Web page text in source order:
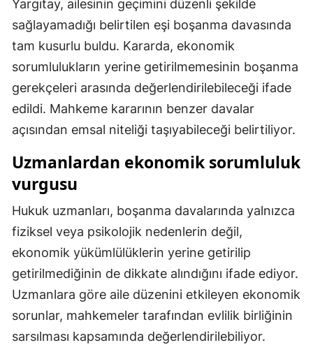
Rize
Sakarya
Samsun
Siirt
Sinop
Tekirdağ
Tokat
Trabzon
Tunceli
Şanlıurfa
Yargıtay, ailesinin geçimini düzenli şekilde
sağlayamadığı belirtilen eşi boşanma davasında
tam kusurlu buldu. Kararda, ekonomik
sorumlulukların yerine getirilmemesinin boşanma
gerekçeleri arasında değerlendirilebileceği ifade
edildi. Mahkeme kararının benzer davalar
açısından emsal niteliği taşıyabileceği belirtiliyor.
Uzmanlardan ekonomik sorumluluk
vurgusu
Hukuk uzmanları, boşanma davalarında yalnızca
fiziksel veya psikolojik nedenlerin değil,
ekonomik yükümlülüklerin yerine getirilip
getirilmediğinin de dikkate alındığını ifade ediyor.
Uzmanlara göre aile düzenini etkileyen ekonomik
sorunlar, mahkemeler tarafından evlilik birliğinin
sarsılması kapsamında değerlendirilebiliyor.